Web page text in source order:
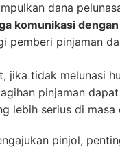
dana
komunikasi
pemberi pinjaman
jika tidak melunasi
pinjaman
lebih serius di masa
pinjol,